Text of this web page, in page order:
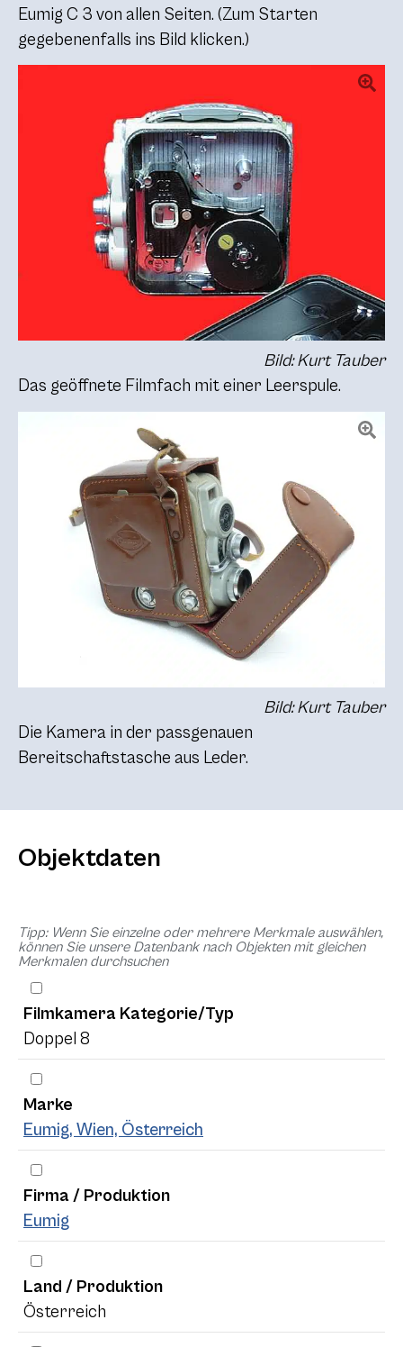
Eumig C 3 von allen Seiten. (Zum Starten
gegebenenfalls ins Bild klicken.)
Bild: Kurt Tauber
Das geöffnete Filmfach mit einer Leerspule.
Bild: Kurt Tauber
Die Kamera in der passgenauen
Bereitschaftstasche aus Leder.
Objektdaten
Tipp: Wenn Sie einzelne oder mehrere Merkmale auswählen,
können Sie unsere Datenbank nach Objekten mit gleichen
Merkmalen durchsuchen
Filmkamera Kategorie/Typ
Doppel 8
Marke
Eumig, Wien, Österreich
Firma / Produktion
Eumig
Land / Produktion
Österreich